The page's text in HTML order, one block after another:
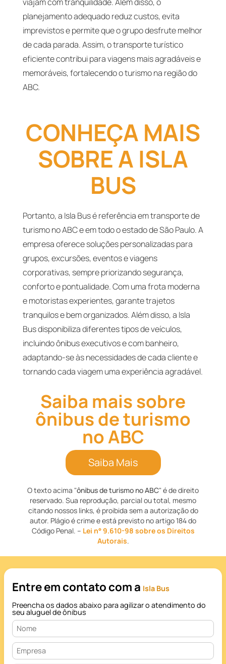
planejamento adequado reduz custos, evita
imprevistos e permite que o grupo desfrute melhor
de cada parada. Assim, o transporte turístico
eficiente contribui para viagens mais agradáveis e
memoráveis, fortalecendo o turismo na região do
ABC.
CONHEÇA MAIS
SOBRE A ISLA
BUS
Portanto, a Isla Bus é referência em transporte de
turismo no ABC e em todo o estado de São Paulo. A
empresa oferece soluções personalizadas para
grupos, excursões, eventos e viagens
corporativas, sempre priorizando segurança,
conforto e pontualidade. Com uma frota moderna
e motoristas experientes, garante trajetos
tranquilos e bem organizados. Além disso, a Isla
Bus disponibiliza diferentes tipos de veículos,
incluindo ônibus executivos e com banheiro,
adaptando-se às necessidades de cada cliente e
tornando cada viagem uma experiência agradável.
Saiba mais sobre
ônibus de turismo
no ABC
Saiba Mais
O texto acima "ônibus de turismo no ABC" é de direito
reservado. Sua reprodução, parcial ou total, mesmo
citando nossos links, é proibida sem a autorização do
autor. Plágio é crime e está previsto no artigo 184 do
Código Penal. – Lei n° 9.610-98 sobre os Direitos
Autorais.
Entre em contato com a Isla Bus
Preencha os dados abaixo para agilizar o atendimento do
seu aluguel de ônibus